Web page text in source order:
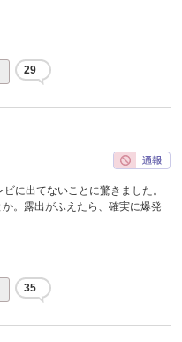
29
に出てないことに驚きました。
。露出がふえたら、確実に爆発
35